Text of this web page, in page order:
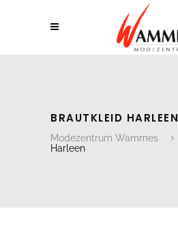
BRAUTKLEID HARLEEN
Modezentrum Wammes
Harleen